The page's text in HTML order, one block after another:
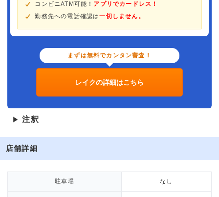
コンビニATM可能！ アプリでカードレス！
勤務先への電話確認は一切しません。
まずは無料でカンタン審査！
レイクの詳細はこちら
▶ 注釈
店舗詳細
駐車場 なし